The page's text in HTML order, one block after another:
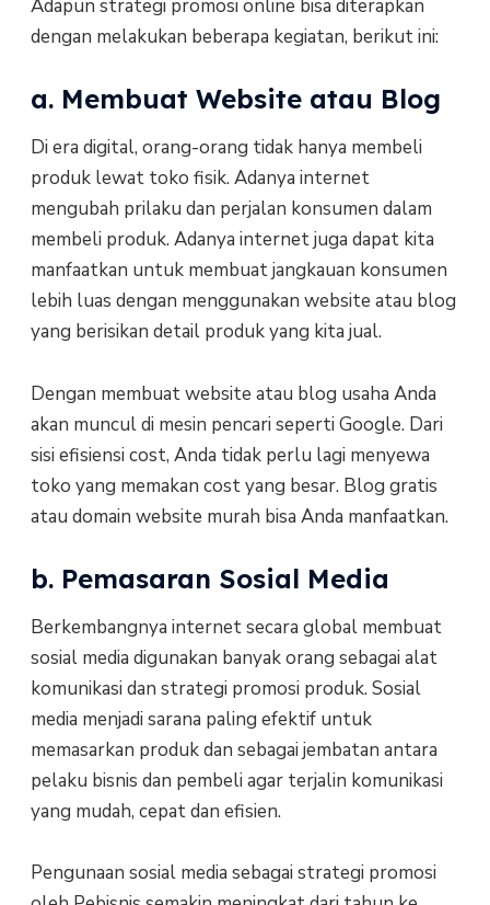
Adapun strategi promosi online bisa diterapkan
dengan melakukan beberapa kegiatan, berikut ini:
a. Membuat Website atau Blog
Di era digital, orang-orang tidak hanya membeli
produk lewat toko fisik. Adanya internet
mengubah prilaku dan perjalan konsumen dalam
membeli produk. Adanya internet juga dapat kita
manfaatkan untuk membuat jangkauan konsumen
lebih luas dengan menggunakan website atau blog
yang berisikan detail produk yang kita jual.
Dengan membuat website atau blog usaha Anda
akan muncul di mesin pencari seperti Google. Dari
sisi efisiensi cost, Anda tidak perlu lagi menyewa
toko yang memakan cost yang besar. Blog gratis
atau domain website murah bisa Anda manfaatkan.
b. Pemasaran Sosial Media
Berkembangnya internet secara global membuat
sosial media digunakan banyak orang sebagai alat
komunikasi dan strategi promosi produk. Sosial
media menjadi sarana paling efektif untuk
memasarkan produk dan sebagai jembatan antara
pelaku bisnis dan pembeli agar terjalin komunikasi
yang mudah, cepat dan efisien.
Pengunaan sosial media sebagai strategi promosi